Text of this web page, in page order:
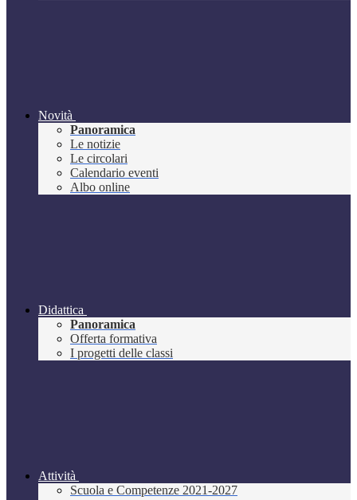
Novità
Panoramica
Le notizie
Le circolari
Calendario eventi
Albo online
Didattica
Panoramica
Offerta formativa
I progetti delle classi
Attività
Scuola e Competenze 2021-2027